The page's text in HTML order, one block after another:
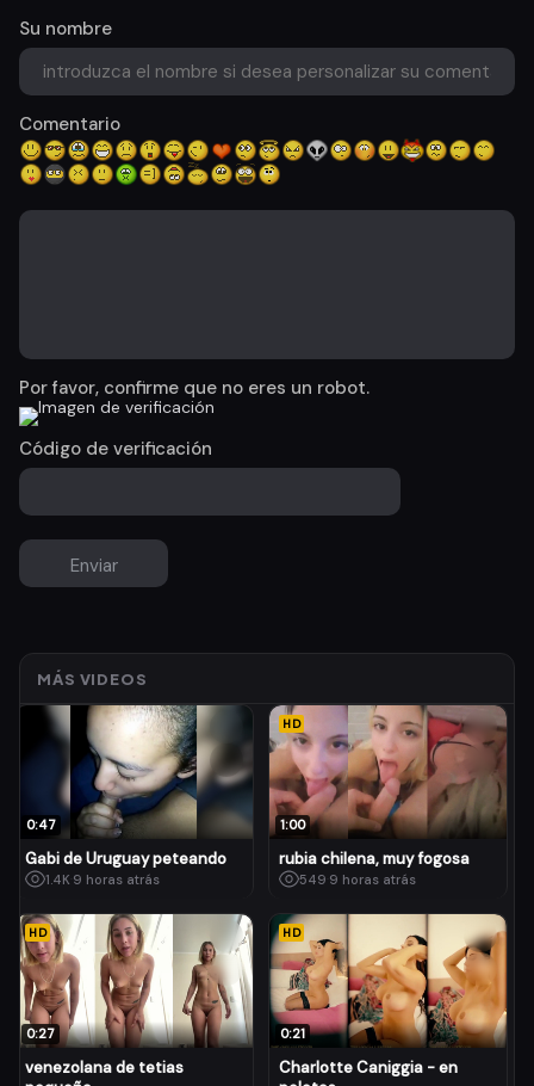
Su nombre
Comentario
Por favor, confirme que no eres un robot.
Código de verificación
MÁS VIDEOS
0:47
Gabi de Uruguay peteando
1.4K 9 horas atrás
HD
1:00
rubia chilena, muy fogosa
549 9 horas atrás
HD
0:27
venezolana de tetias
HD
0:21
Charlotte Caniggia - en